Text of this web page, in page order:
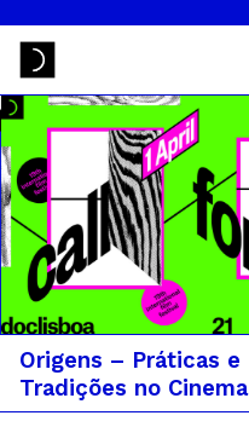
Origens – Práticas e
Tradições no Cinema